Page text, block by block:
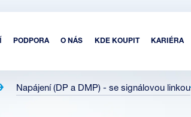
PODPORA O NÁS KDE KOUPIT KARIÉRA
Napájení (DP a DMP) - se signálovou linkou